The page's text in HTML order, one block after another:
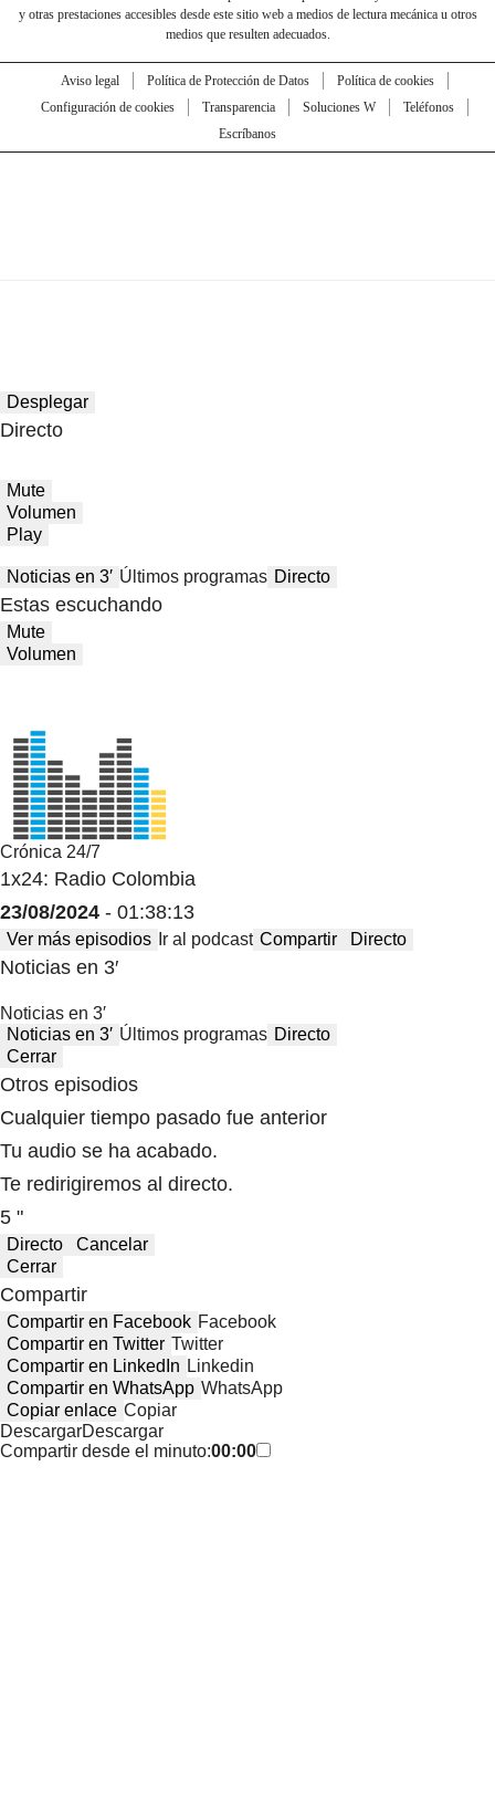
y otras prestaciones accesibles desde este sitio web a medios de lectura mecánica u otros
medios que resulten adecuados.
Aviso legal Política de Protección de Datos
Política de cookies
Configuración de cookies
Transparencia Soluciones W
Teléfonos
Escríbanos
Desplegar
Directo
Mute
Volumen
Play
Noticias en 3′ Últimos programas Directo
Estas escuchando
Mute
Volumen
Crónica 24/7
1x24: Radio Colombia
23/08/2024 - 01:38:13
Ver más episodios Ir al podcast Compartir Directo
Noticias en 3′
Noticias en 3′
Noticias en 3′ Últimos programas Directo
Cerrar
Otros episodios
Cualquier tiempo pasado fue anterior
Tu audio se ha acabado.
Te redirigiremos al directo.
5 "
Directo
Cancelar
Cerrar
Compartir
Compartir en Facebook Facebook
Compartir en Twitter Twitter
Compartir en LinkedIn Linkedin
Compartir en WhatsApp WhatsApp
Copiar enlace Copiar
DescargarDescargar
Compartir desde el minuto:00:00